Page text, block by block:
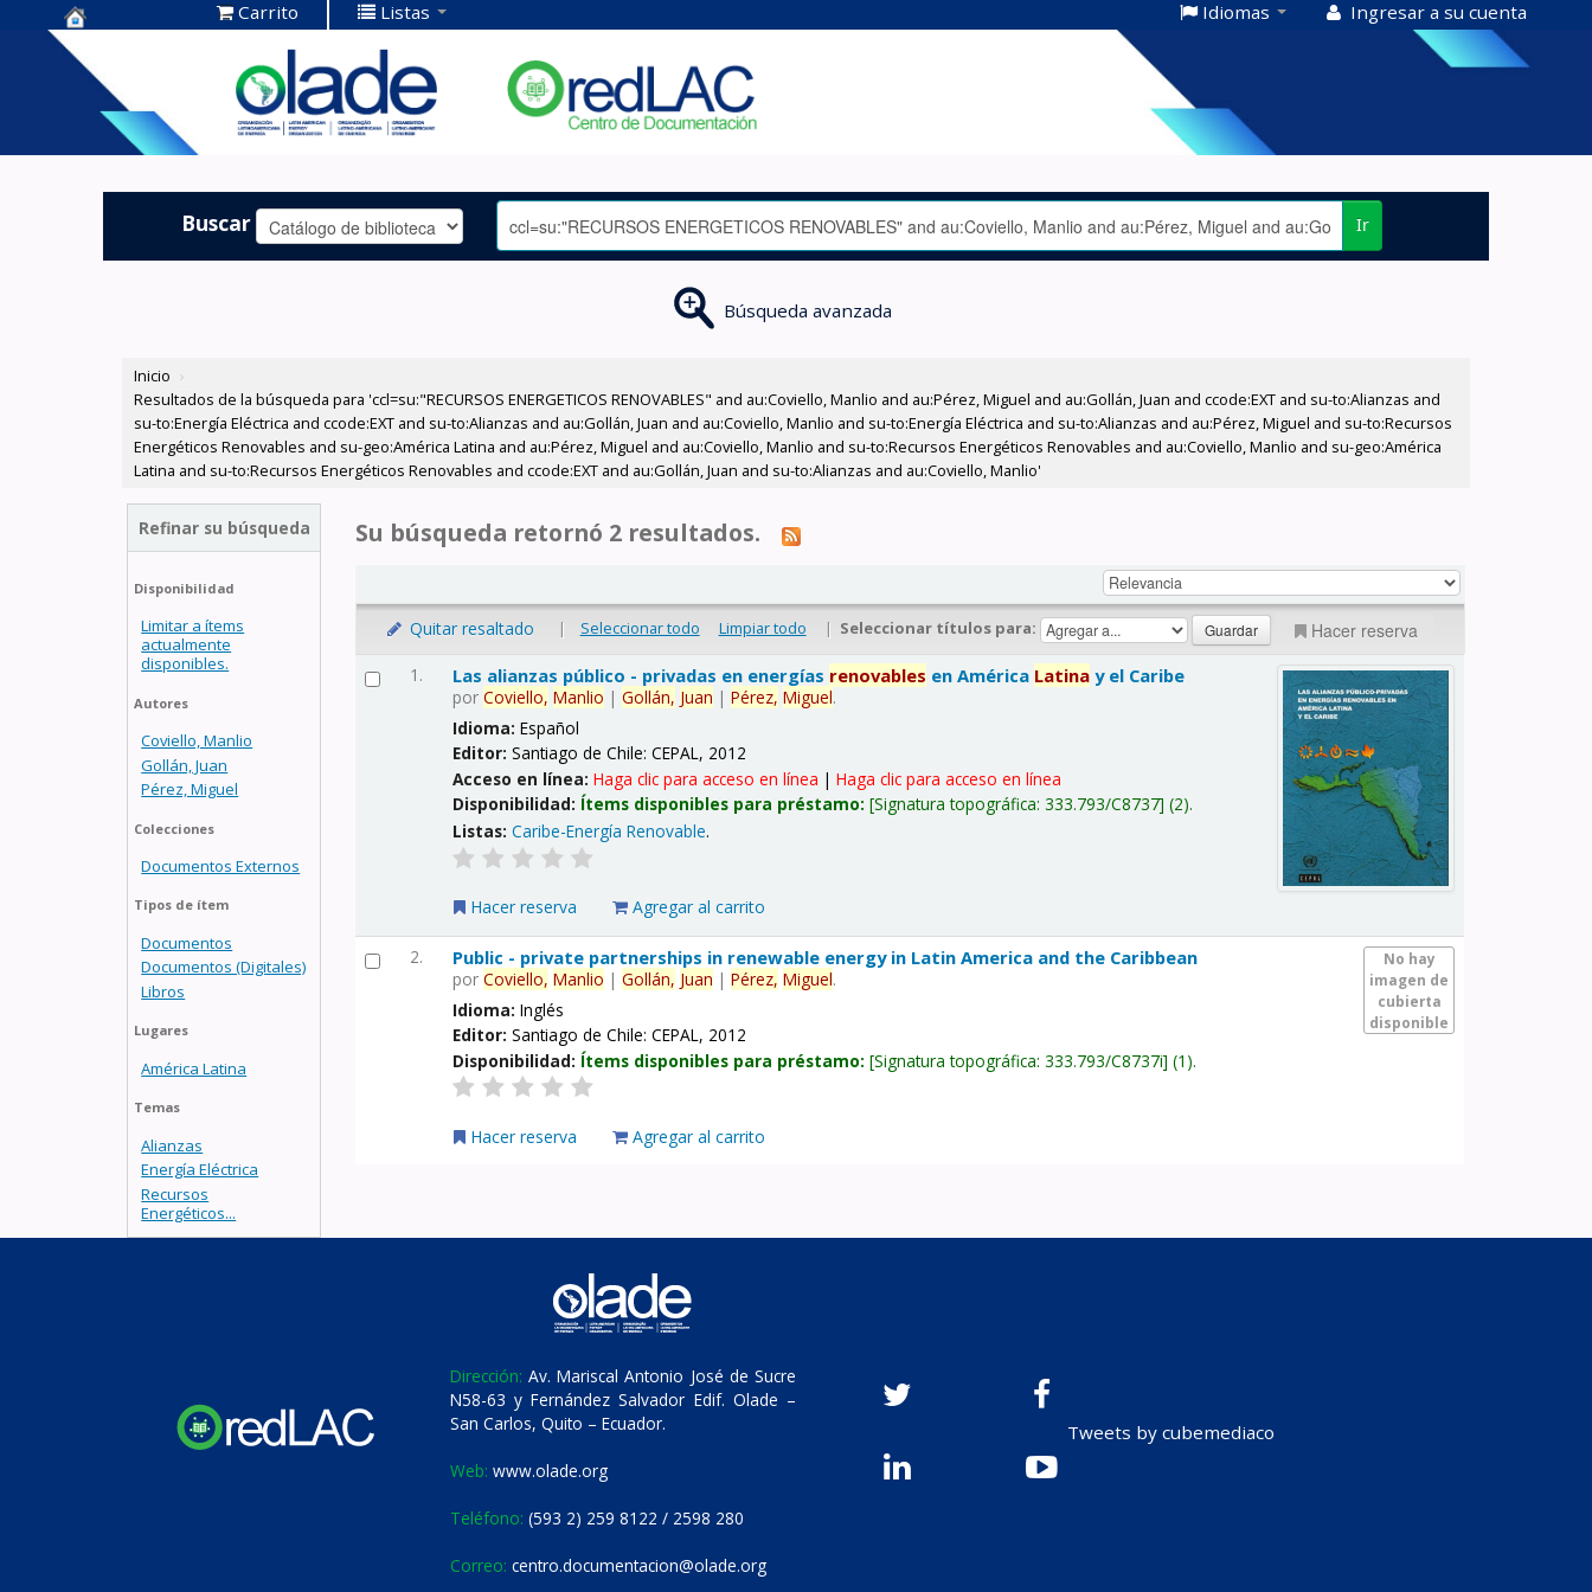
Centro de
Documentación
OLADE -
Carrito Listas Idiomas Ingresar a su cuenta
Buscar Ir
Búsqueda avanzada
Inicio ›
Resultados de la búsqueda para 'ccl=su:"RECURSOS ENERGETICOS RENOVABLES" and au:Coviello, Manlio and au:Pérez, Miguel and au:Gollán, Juan and ccode:EXT and su-to:Alianzas and
su-to:Energía Eléctrica and ccode:EXT and su-to:Alianzas and au:Gollán, Juan and au:Coviello, Manlio and su-to:Energía Eléctrica and su-to:Alianzas and au:Pérez, Miguel and su-to:Recursos
Energéticos Renovables and su-geo:América Latina and au:Pérez, Miguel and au:Coviello, Manlio and su-to:Recursos Energéticos Renovables and au:Coviello, Manlio and su-geo:América
Latina and su-to:Recursos Energéticos Renovables and ccode:EXT and au:Gollán, Juan and su-to:Alianzas and au:Coviello, Manlio'
Refinar su búsqueda
Disponibilidad
Limitar a ítems
actualmente
disponibles.
Autores
Coviello, Manlio
Gollán, Juan
Pérez, Miguel
Colecciones
Documentos Externos
Tipos de ítem
Documentos
Documentos (Digitales)
Libros
Lugares
América Latina
Temas
Alianzas
Energía Eléctrica
Recursos
Energéticos...
Su búsqueda retornó 2 resultados.
Quitar resaltado | Seleccionar todo Limpiar todo | Seleccionar títulos para: Hacer reserva
1. Las alianzas público - privadas en energías renovables en América Latina y el Caribe
porCoviello, Manlio |Gollán, Juan |Pérez, Miguel.
Idioma:Español
Editor:Santiago de Chile: CEPAL, 2012
Acceso en línea:Haga clic para acceso en línea |Haga clic para acceso en línea
Disponibilidad: Ítems disponibles para préstamo: Signatura topográfica:333.793/C8737 (2).
Listas: Caribe-Energía Renovable.
Hacer reserva Agregar al carrito
2.
No hay
imagen de
cubierta
disponible
Public - private partnerships in renewable energy in Latin America and the Caribbean
porCoviello, Manlio |Gollán, Juan |Pérez, Miguel.
Idioma:Inglés
Editor:Santiago de Chile: CEPAL, 2012
Disponibilidad: Ítems disponibles para préstamo: Signatura topográfica:333.793/C8737i (1).
Hacer reserva Agregar al carrito
Dirección: Av. Mariscal Antonio José de Sucre
N58-63 y Fernández Salvador Edif. Olade –
San Carlos, Quito – Ecuador.
Web: www.olade.org
Teléfono: (593 2) 259 8122 / 2598 280
Correo: centro.documentacion@olade.org
Tweets by cubemediaco